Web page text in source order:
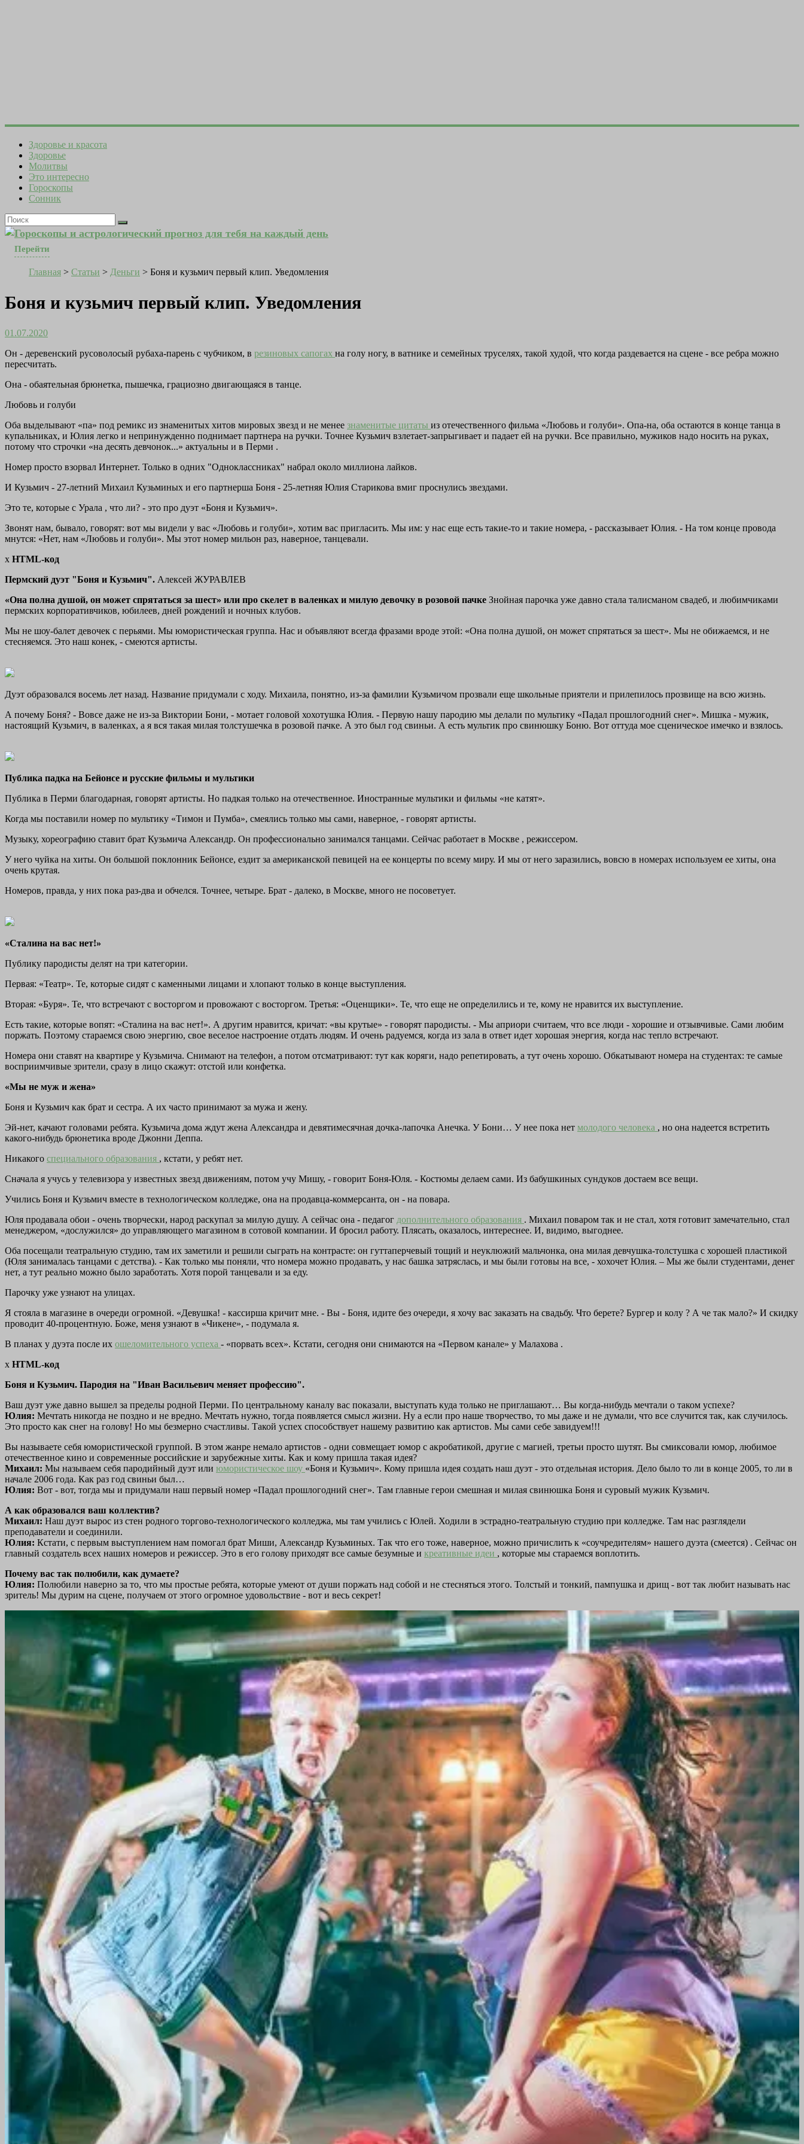
Здоровье и красота
Здоровье
Молитвы
Это интересно
Гороскопы
Сонник
Гороскопы и астрологический прогноз для тебя на каждый день
Перейти
Главная > Статьи > Деньги > Боня и кузьмич первый клип. Уведомления
Боня и кузьмич первый клип. Уведомления
01.07.2020
Он - деревенский русоволосый рубаха-парень с чубчиком, в резиновых сапогах на голу ногу, в ватнике и семейных труселях, такой худой, что когда раздевается на сцене - все ребра можно
пересчитать.
Она - обаятельная брюнетка, пышечка, грациозно двигающаяся в танце.
Любовь и голуби
Оба выделывают «па» под ремикс из знаменитых хитов мировых звезд и не менее знаменитые цитаты из отечественного фильма «Любовь и голуби». Опа-на, оба остаются в конце танца в
купальниках, и Юлия легко и непринужденно поднимает партнера на ручки. Точнее Кузьмич взлетает-запрыгивает и падает ей на ручки. Все правильно, мужиков надо носить на руках,
потому что строчки «на десять девчонок...» актуальны и в Перми .
Номер просто взорвал Интернет. Только в одних "Одноклассниках" набрал около миллиона лайков.
И Кузьмич - 27-летний Михаил Кузьминых и его партнерша Боня - 25-летняя Юлия Старикова вмиг проснулись звездами.
Это те, которые с Урала , что ли? - это про дуэт «Боня и Кузьмич».
Звонят нам, бывало, говорят: вот мы видели у вас «Любовь и голуби», хотим вас пригласить. Мы им: у нас еще есть такие-то и такие номера, - рассказывает Юлия. - На том конце провода
мнутся: «Нет, нам «Любовь и голуби». Мы этот номер мильон раз, наверное, танцевали.
x HTML-код
Пермский дуэт "Боня и Кузьмич". Алексей ЖУРАВЛЕВ
«Она полна душой, он может спрятаться за шест» или про скелет в валенках и милую девочку в розовой пачке Знойная парочка уже давно стала талисманом свадеб, и любимчиками
пермских корпоративчиков, юбилеев, дней рождений и ночных клубов.
Мы не шоу-балет девочек с перьями. Мы юмористическая группа. Нас и объявляют всегда фразами вроде этой: «Она полна душой, он может спрятаться за шест». Мы не обижаемся, и не
стесняемся. Это наш конек, - смеются артисты.
Дуэт образовался восемь лет назад. Название придумали с ходу. Михаила, понятно, из-за фамилии Кузьмичом прозвали еще школьные приятели и прилепилось прозвище на всю жизнь.
А почему Боня? - Вовсе даже не из-за Виктории Бони, - мотает головой хохотушка Юлия. - Первую нашу пародию мы делали по мультику «Падал прошлогодний снег». Мишка - мужик,
настоящий Кузьмич, в валенках, а я вся такая милая толстушечка в розовой пачке. А это был год свиньи. А есть мультик про свинюшку Боню. Вот оттуда мое сценическое имечко и взялось.
Публика падка на Бейонсе и русские фильмы и мультики
Публика в Перми благодарная, говорят артисты. Но падкая только на отечественное. Иностранные мультики и фильмы «не катят».
Когда мы поставили номер по мультику «Тимон и Пумба», смеялись только мы сами, наверное, - говорят артисты.
Музыку, хореографию ставит брат Кузьмича Александр. Он профессионально занимался танцами. Сейчас работает в Москве , режиссером.
У него чуйка на хиты. Он большой поклонник Бейонсе, ездит за американской певицей на ее концерты по всему миру. И мы от него заразились, вовсю в номерах используем ее хиты, она
очень крутая.
Номеров, правда, у них пока раз-два и обчелся. Точнее, четыре. Брат - далеко, в Москве, много не посоветует.
«Сталина на вас нет!»
Публику пародисты делят на три категории.
Первая: «Театр». Те, которые сидят с каменными лицами и хлопают только в конце выступления.
Вторая: «Буря». Те, что встречают с восторгом и провожают с восторгом. Третья: «Оценщики». Те, что еще не определились и те, кому не нравится их выступление.
Есть такие, которые вопят: «Сталина на вас нет!». А другим нравится, кричат: «вы крутые» - говорят пародисты. - Мы априори считаем, что все люди - хорошие и отзывчивые. Сами любим
поржать. Поэтому стараемся свою энергию, свое веселое настроение отдать людям. И очень радуемся, когда из зала в ответ идет хорошая энергия, когда нас тепло встречают.
Номера они ставят на квартире у Кузьмича. Снимают на телефон, а потом отсматривают: тут как коряги, надо репетировать, а тут очень хорошо. Обкатывают номера на студентах: те самые
восприимчивые зрители, сразу в лицо скажут: отстой или конфетка.
«Мы не муж и жена»
Боня и Кузьмич как брат и сестра. А их часто принимают за мужа и жену.
Эй-нет, качают головами ребята. Кузьмича дома ждут жена Александра и девятимесячная дочка-лапочка Анечка. У Бони… У нее пока нет молодого человека , но она надеется встретить
какого-нибудь брюнетика вроде Джонни Деппа.
Никакого специального образования , кстати, у ребят нет.
Сначала я учусь у телевизора у известных звезд движениям, потом учу Мишу, - говорит Боня-Юля. - Костюмы делаем сами. Из бабушкиных сундуков достаем все вещи.
Учились Боня и Кузьмич вместе в технологическом колледже, она на продавца-коммерсанта, он - на повара.
Юля продавала обои - очень творчески, народ раскупал за милую душу. А сейчас она - педагог дополнительного образования . Михаил поваром так и не стал, хотя готовит замечательно, стал
менеджером, «дослужился» до управляющего магазином в сотовой компании. И бросил работу. Плясать, оказалось, интереснее. И, видимо, выгоднее.
Оба посещали театральную студию, там их заметили и решили сыграть на контрасте: он гуттаперчевый тощий и неуклюжий мальчонка, она милая девчушка-толстушка с хорошей пластикой
(Юля занималась танцами с детства). - Как только мы поняли, что номера можно продавать, у нас башка затряслась, и мы были готовы на все, - хохочет Юлия. – Мы же были студентами, денег
нет, а тут реально можно было заработать. Хотя порой танцевали и за еду.
Парочку уже узнают на улицах.
Я стояла в магазине в очереди огромной. «Девушка! - кассирша кричит мне. - Вы - Боня, идите без очереди, я хочу вас заказать на свадьбу. Что берете? Бургер и колу ? А че так мало?» И скидку
проводит 40-процентную. Боже, меня узнают в «Чикене», - подумала я.
В планах у дуэта после их ошеломительного успеха - «порвать всех». Кстати, сегодня они снимаются на «Первом канале» у Малахова .
x HTML-код
Боня и Кузьмич. Пародия на "Иван Васильевич меняет профессию".
Ваш дуэт уже давно вышел за пределы родной Перми. По центральному каналу вас показали, выступать куда только не приглашают… Вы когда-нибудь мечтали о таком успехе?
Юлия: Мечтать никогда не поздно и не вредно. Мечтать нужно, тогда появляется смысл жизни. Ну а если про наше творчество, то мы даже и не думали, что все случится так, как случилось.
Это просто как снег на голову! Но мы безмерно счастливы. Такой успех способствует нашему развитию как артистов. Мы сами себе завидуем!!!
Вы называете себя юмористической группой. В этом жанре немало артистов - одни совмещает юмор с акробатикой, другие с магией, третьи просто шутят. Вы смиксовали юмор, любимое
отечественное кино и современные российские и зарубежные хиты. Как и кому пришла такая идея?
Михаил: Мы называем себя пародийный дуэт или юмористическое шоу «Боня и Кузьмич». Кому пришла идея создать наш дуэт - это отдельная история. Дело было то ли в конце 2005, то ли в
начале 2006 года. Как раз год свиньи был…
Юлия: Вот - вот, тогда мы и придумали наш первый номер «Падал прошлогодний снег». Там главные герои смешная и милая свинюшка Боня и суровый мужик Кузьмич.
А как образовался ваш коллектив?
Михаил: Наш дуэт вырос из стен родного торгово-технологического колледжа, мы там учились с Юлей. Ходили в эстрадно-театральную студию при колледже. Там нас разглядели
преподаватели и соединили.
Юлия: Кстати, с первым выступлением нам помогал брат Миши, Александр Кузьминых. Так что его тоже, наверное, можно причислить к «соучредителям» нашего дуэта (смеется) . Сейчас он
главный создатель всех наших номеров и режиссер. Это в его голову приходят все самые безумные и креативные идеи , которые мы стараемся воплотить.
Почему вас так полюбили, как думаете?
Юлия: Полюбили наверно за то, что мы простые ребята, которые умеют от души поржать над собой и не стесняться этого. Толстый и тонкий, пампушка и дрищ - вот так любит называть нас
зритель! Мы дурим на сцене, получаем от этого огромное удовольствие - вот и весь секрет!